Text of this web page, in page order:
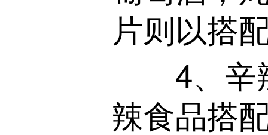
片则以搭
4、辛辣
辣食品搭